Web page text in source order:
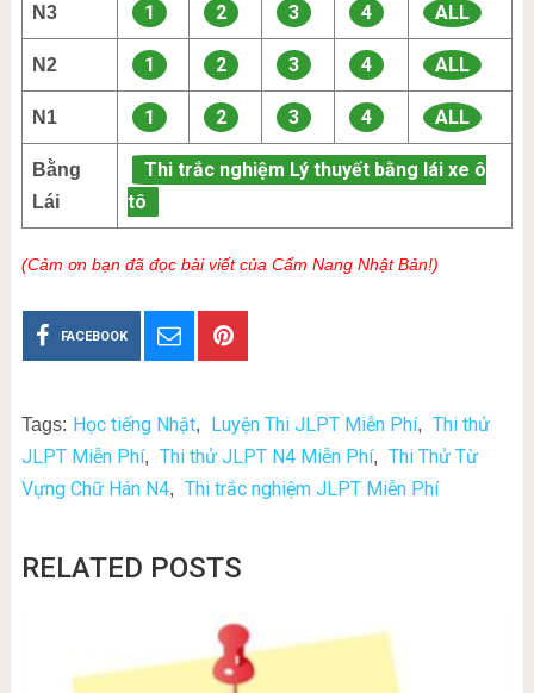
N3 1 2 3 4 ALL
N2 1 2 3 4 ALL
N1 1 2 3 4 ALL
Bằng
Lái
Thi trắc nghiệm Lý thuyết bằng lái xe ô
tô
(Cảm ơn bạn đã đọc bài viết của Cẩm Nang Nhật Bản!)
FACEBOOK
Tags: Học tiếng Nhật, Luyện Thi JLPT Miễn Phí, Thi thử
JLPT Miễn Phí, Thi thử JLPT N4 Miễn Phí, Thi Thử Từ
Vựng Chữ Hán N4, Thi trắc nghiệm JLPT Miễn Phí
RELATED POSTS